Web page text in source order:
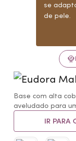
se
de pele.
Base com alta
aveludado para
IR PARA